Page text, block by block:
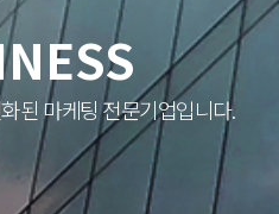
된 마케팅 전문기업입니다.